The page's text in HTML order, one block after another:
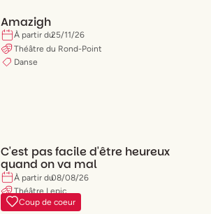
Amazigh
À partir du25/11/26
Théâtre du Rond-Point
Danse
C'est pas facile d'être heureux
quand on va mal
À partir du08/08/26
Théâtre Lepic
Comédie
Coup de coeur